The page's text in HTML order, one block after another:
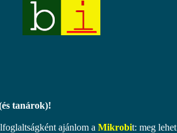
tanárok)!
ajánlom a Mikrobit: meg lehet